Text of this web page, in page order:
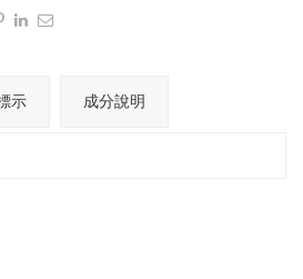
示 成分說明